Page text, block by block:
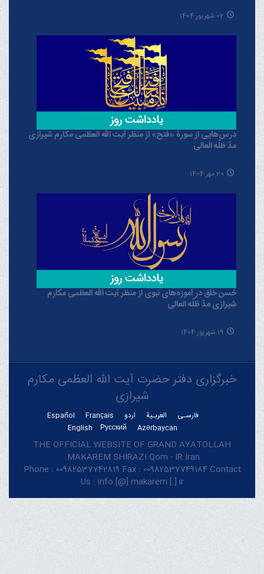
02 شهریور 1404
درس‌هایی از سورۀ «فتح» از منظر آیت الله العظمی مکارم شیرازی
مدّ ظلّه العالی
20 مهر 1404
حُسن خلق در آموزه‌های نبوی از منظر آیت الله العظمی مکارم
شیرازی مدّ ظلّه العالی
19 شهریور 1404
خبرگزاری دفتر حضرت آیت الله العظمی مکارم
شیرازی
فارسـی العربـیة اردو Français
Español
Azərbaycan
Русский
English
THE OFFICIAL WEBSITE OF GRAND AYATOLLAH
MAKAREM SHIRAZI Qom - IR.Iran.
Phone : 00982537742819 Fax : 00982537749184 Contact
Us : info [@] makarem [.] ir